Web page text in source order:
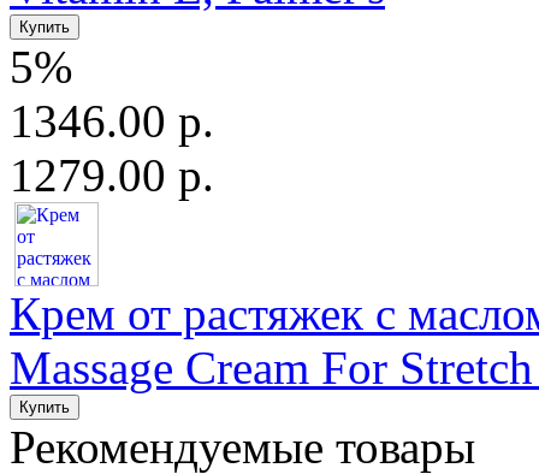
5%
1346.00 р.
1279.00 р.
Крем от растяжек с
Massage Cream For
Рекомендуемые товары